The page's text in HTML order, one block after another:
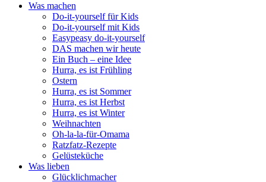
Was machen
Do-it-yourself für Kids
Do-it-yourself mit Kids
Easypeasy do-it-yourself
DAS machen wir heute
Ein Buch – eine Idee
Hurra, es ist Frühling
Ostern
Hurra, es ist Sommer
Hurra, es ist Herbst
Hurra, es ist Winter
Weihnachten
Oh-la-la-für-Omama
Ratzfatz-Rezepte
Gelüsteküche
Was lieben
Glücklichmacher